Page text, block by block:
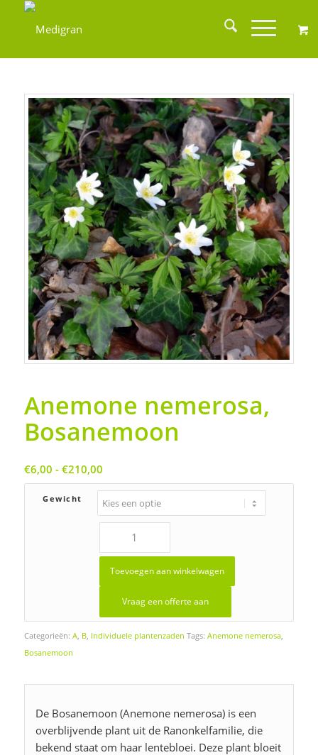
Anemone nemerosa,
Bosanemoon
€6,00 - €210,00
tot
€210,00
Gewicht
Toevoegen aan winkelwagen
Vraag een offerte aan
Categorieën: A, B, Individuele plantenzaden Tags: Anemone nemerosa,
Bosanemoon
De Bosanemoon (Anemone nemerosa) is een
overblijvende plant uit de Ranonkelfamilie, die
bekend staat om haar lentebloei. Deze plant bloeit